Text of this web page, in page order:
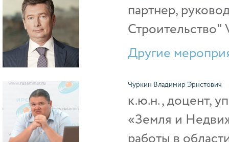
партнер,
Строительство"
Другие
Чуркин Владимир Эрнстович
к.ю.н., доцент,
«Земля и